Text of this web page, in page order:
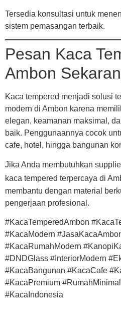
Tersedia konsultasi untuk
sistem pemasangan terbaik.
Pesan Kaca
Ambon
Kaca tempered menjadi solusi
modern di Ambon karena
elegan, keamanan maksimal,
baik. Penggunaannya cocok
cafe, hotel, hingga bangunan
Jika Anda membutuhkan
kaca tempered terpercaya di
membantu dengan material
pengerjaan profesional.
#KacaTemperedAmbon
#KacaModern
#KacaRumahModern
#DNDGlass #InteriorModern
#KacaBangunan #KacaCafe
#KacaPremium
#KacaIndonesia